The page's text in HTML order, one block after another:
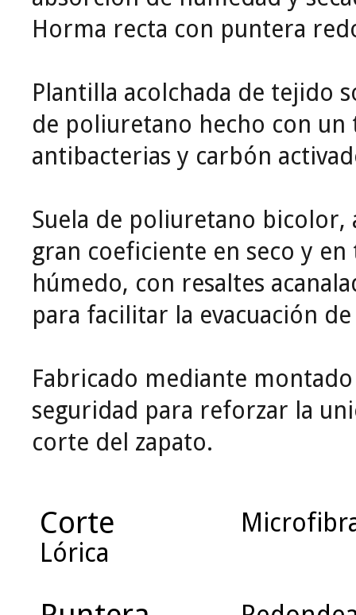
Horma recta con puntera
Plantilla acolchada de tejido
de poliuretano hecho con
antibacterias y carbón
Suela de poliuretano bicolor,
gran coeficiente en seco y
húmedo, con resaltes
para facilitar la evacuación
Fabricado mediante
seguridad para reforzar la
corte del zapato.
Corte
Lórica